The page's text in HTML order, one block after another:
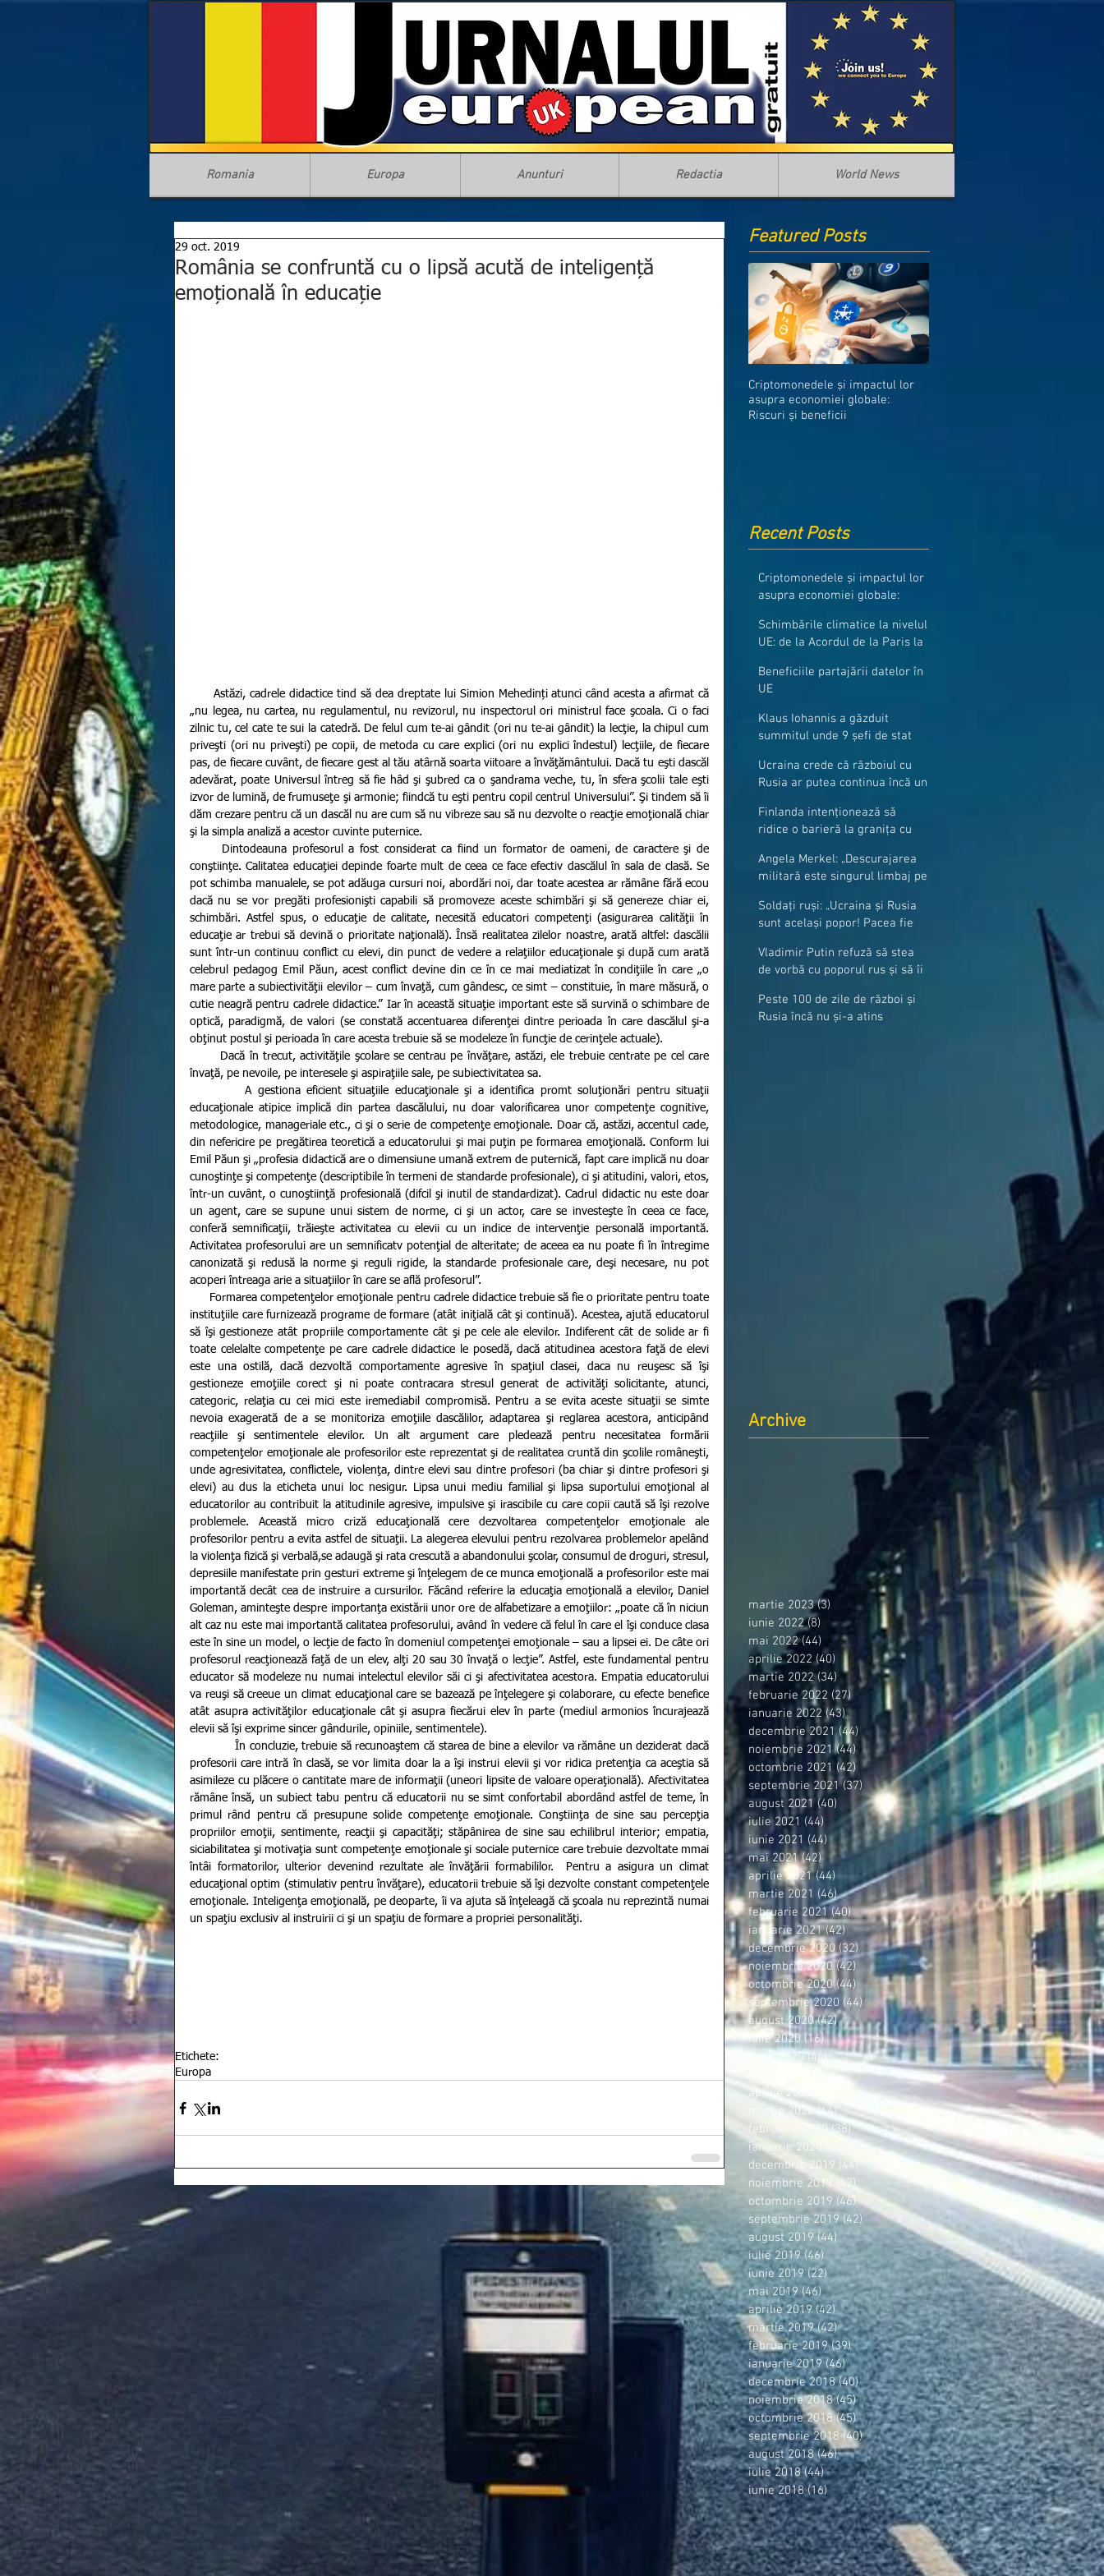
Romania Europa Anunturi Redactia World News
România se confruntă cu o lipsă acută de inteligență
emoțională în educație
29 oct. 2019
      Astăzi, cadrele didactice tind să dea dreptate lui Simion Mehedinți atunci când acesta a afirmat că
„nu legea, nu cartea, nu regulamentul, nu revizorul, nu inspectorul ori ministrul face şcoala. Ci o faci
zilnic tu, cel cate te sui la catedră. De felul cum te-ai gândit (ori nu te-ai gândit) la lecţie, la chipul cum
priveşti (ori nu priveşti) pe copii, de metoda cu care explici (ori nu explici îndestul) lecţiile, de fiecare
pas, de fiecare cuvânt, de fiecare gest al tău atârnă soarta viitoare a învăţământului. Dacă tu eşti dascăl
adevărat, poate Universul întreg să fie hâd şi şubred ca o şandrama veche, tu, în sfera şcolii tale eşti
izvor de lumină, de frumuseţe şi armonie; fiindcă tu eşti pentru copil centrul Universului”. Şi tindem să îi
dăm crezare pentru că un dascăl nu are cum să nu vibreze sau să nu dezvolte o reacţie emoţională chiar
şi la simpla analiză a acestor cuvinte puternice.
conştiinţe. Calitatea educaţiei depinde foarte mult de ceea ce face efectiv dascălul în sala de clasă. Se
pot schimba manualele, se pot adăuga cursuri noi, abordări noi, dar toate acestea ar rămâne fără ecou
dacă nu se vor pregăti profesionişti capabili să promoveze aceste schimbări şi să genereze chiar ei,
schimbări. Astfel spus, o educaţie de calitate, necesită educatori competenţi (asigurarea calităţii în
educaţie ar trebui să devină o prioritate naţională). Însă realitatea zilelor noastre, arată altfel: dascălii
sunt într-un continuu conflict cu elevi, din punct de vedere a relaţiilor educaţionale şi după cum arată
celebrul pedagog Emil Păun, acest conflict devine din ce în ce mai mediatizat în condiţiile în care „o
mare parte a subiectivităţii elevilor – cum învaţă, cum gândesc, ce simt – constituie, în mare măsură, o
cutie neagră pentru cadrele didactice.” Iar în această situaţie important este să survină o schimbare de
optică, paradigmă, de valori (se constată accentuarea diferenţei dintre perioada în care dascălul şi-a
obţinut postul şi perioada în care acesta trebuie să se modeleze în funcţie de cerinţele actuale).
învaţă, pe nevoile, pe interesele şi aspiraţiile sale, pe subiectivitatea sa.
         A gestiona eficient situaţiile educaţionale şi a identifica promt soluţionări pentru situaţii
educaţionale atipice implică din partea dascălului, nu doar valorificarea unor competenţe cognitive,
metodologice, manageriale etc., ci şi o serie de competenţe emoţionale. Doar că, astăzi, accentul cade,
din nefericire pe pregătirea teoretică a educatorului şi mai puţin pe formarea emoţională. Conform lui
Emil Păun şi „profesia didactică are o dimensiune umană extrem de puternică, fapt care implică nu doar
cunoştinţe şi competenţe (descriptibile în termeni de standarde profesionale), ci şi atitudini, valori, etos,
într-un cuvânt, o cunoştiinţă profesională (difcil şi inutil de standardizat). Cadrul didactic nu este doar
un agent, care se supune unui sistem de norme, ci şi un actor, care se investeşte în ceea ce face,
conferă semnificaţii, trăieşte activitatea cu elevii cu un indice de intervenţie personală importantă.
Activitatea profesorului are un semnificatv potenţial de alteritate; de aceea ea nu poate fi în întregime
canonizată şi redusă la norme şi reguli rigide, la standarde profesionale care, deşi necesare, nu pot
acoperi întreaga arie a situaţiilor în care se află profesorul”.
instituţiile care furnizează programe de formare (atât iniţială cât şi continuă). Acestea, ajută educatorul
să îşi gestioneze atât propriile comportamente cât şi pe cele ale elevilor. Indiferent cât de solide ar fi
toate celelalte competenţe pe care cadrele didactice le posedă, dacă atitudinea acestora faţă de elevi
este una ostilă, dacă dezvoltă comportamente agresive în spaţiul clasei, daca nu reuşesc să îşi
gestioneze emoţiile corect şi ni poate contracara stresul generat de activităţi solicitante, atunci,
categoric, relaţia cu cei mici este iremediabil compromisă. Pentru a se evita aceste situaţii se simte
nevoia exagerată de a se monitoriza emoţiile dascălilor, adaptarea şi reglarea acestora, anticipând
reacţiile şi sentimentele elevilor. Un alt argument care pledează pentru necesitatea formării
competenţelor emoţionale ale profesorilor este reprezentat şi de realitatea cruntă din şcolile româneşti,
unde agresivitatea, conflictele, violenţa, dintre elevi sau dintre profesori (ba chiar şi dintre profesori şi
elevi) au dus la eticheta unui loc nesigur. Lipsa unui mediu familial şi lipsa suportului emoţional al
educatorilor au contribuit la atitudinile agresive, impulsive şi irascibile cu care copii caută să îşi rezolve
problemele. Această micro criză educaţională cere dezvoltarea competenţelor emoţionale ale
profesorilor pentru a evita astfel de situaţii. La alegerea elevului pentru rezolvarea problemelor apelând
la violenţa fizică şi verbală,se adaugă şi rata crescută a abandonului şcolar, consumul de droguri, stresul,
depresiile manifestate prin gesturi extreme şi înţelegem de ce munca emoţională a profesorilor este mai
importantă decât cea de instruire a cursurilor. Făcând referire la educaţia emoţională a elevilor, Daniel
Goleman, aminteşte despre importanţa existării unor ore de alfabetizare a emoţiilor: „poate că în niciun
alt caz nu este mai importantă calitatea profesorului, având în vedere că felul în care el îşi conduce clasa
este în sine un model, o lecţie de facto în domeniul competenţei emoţionale – sau a lipsei ei. De câte ori
profesorul reacţionează faţă de un elev, alţi 20 sau 30 învaţă o lecţie”. Astfel, este fundamental pentru
educator să modeleze nu numai intelectul elevilor săi ci şi afectivitatea acestora. Empatia educatorului
va reuşi să creeue un climat educaţional care se bazează pe înţelegere şi colaborare, cu efecte benefice
atât asupra activităţilor educaţionale cât şi asupra fiecărui elev în parte (mediul armonios încurajează
elevii să îşi exprime sincer gândurile, opiniile, sentimentele).
            În concluzie, trebuie să recunoaştem că starea de bine a elevilor va rămâne un deziderat dacă
profesorii care intră în clasă, se vor limita doar la a îşi instrui elevii şi vor ridica pretenţia ca aceştia să
asimileze cu plăcere o cantitate mare de informaţii (uneori lipsite de valoare operaţională). Afectivitatea
rămâne însă, un subiect tabu pentru că educatorii nu se simt confortabil abordând astfel de teme, în
primul rând pentru că presupune solide competenţe emoţionale. Conştiinţa de sine sau percepţia
propriilor emoţii, sentimente, reacţii şi capacităţi; stăpânirea de sine sau echilibrul interior; empatia,
siciabilitatea şi motivaţia sunt competenţe emoţionale şi sociale puternice care trebuie dezvoltate mmai
întâi formatorilor, ulterior devenind rezultate ale învăţării formabililor.  Pentru a asigura un climat
educaţional optim (stimulativ pentru învăţare), educatorii trebuie să îşi dezvolte constant competenţele
emoţionale. Inteligenţa emoţională, pe deoparte, îi va ajuta să înţeleagă că şcoala nu reprezintă numai
un spaţiu exclusiv al instruirii ci şi un spaţiu de formare a propriei personalităţi.
Etichete:
Europa
Featured Posts
Criptomonedele și impactul lor
asupra economiei globale:
Riscuri și beneficii
Recent Posts
Criptomonedele și impactul lor
asupra economiei globale:
Schimbările climatice la nivelul
UE: de la Acordul de la Paris la
Beneficiile partajării datelor în
UE
Klaus Iohannis a găzduit
summitul unde 9 șefi de stat
granițe
Ucraina crede că războiul cu
Rusia ar putea continua încă un
Finlanda intenționează să
ridice o barieră la granița cu
Angela Merkel: „Descurajarea
militară este singurul limbaj pe
Soldați ruși: „Ucraina și Rusia
sunt același popor! Pacea fie
Vladimir Putin refuză să stea
de vorbă cu poporul rus și să îi
Peste 100 de zile de război și
Rusia încă nu și-a atins
Archive
martie 2023 (3) 3 postări
iunie 2022 (8) 8 postări
mai 2022 (44) 44 postări
aprilie 2022 (40) 40 postări
martie 2022 (34) 34 postări
februarie 2022 (27) 27 postări
ianuarie 2022 (43)43 postări
decembrie 2021 (44) 44 postări
noiembrie 2021 (44)44 postări
octombrie 2021 (42)42 postări
septembrie 2021 (37) 37 postări
august 2021 (40) 40 postări
iulie 2021 (44) 44 postări
iunie 2021 (44) 44 postări
mai 2021 (42) 42 postări
aprilie 2021 (44)44 postări
martie 2021 (46)46 postări
februarie 2021 (40)40 postări
ianuarie 2021 (42)42 postări
decembrie 2020 (32) 32 postări
noiembrie 2020 (42) 42 postări
octombrie 2020 (44) 44 postări
septembrie 2020 (44)44 postări
august 2020 (42)42 postări
iulie 2020 (16)16 postări
iunie 2020 (44)44 postări
42 postări
aprilie 2020
36 postări
martie 2020 (44)44 postări
februarie 2020 (38)38 postări
ianuarie 2020
46 postări
decembrie 2019 (44)44 postări
noiembrie 2019 (42)42 postări
octombrie 2019 (46)46 postări
septembrie 2019 (42) 42 postări
august 2019 (44) 44 postări
iulie 2019 (46) 46 postări
iunie 2019 (22)22 postări
mai 2019 (46)46 postări
aprilie 2019 (42)42 postări
martie 2019 (42)42 postări
februarie 2019 (39)39 postări
ianuarie 2019 (46)46 postări
decembrie 2018 (40)40 postări
noiembrie 2018 (45)45 postări
octombrie 2018 (45)45 postări
septembrie 2018 (40)40 postări
august 2018 (46)46 postări
iulie 2018 (44)44 postări
iunie 2018 (16)16 postări